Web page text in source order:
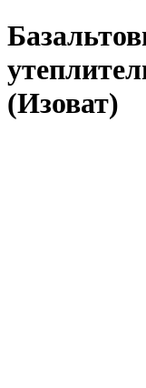
(Изоват)